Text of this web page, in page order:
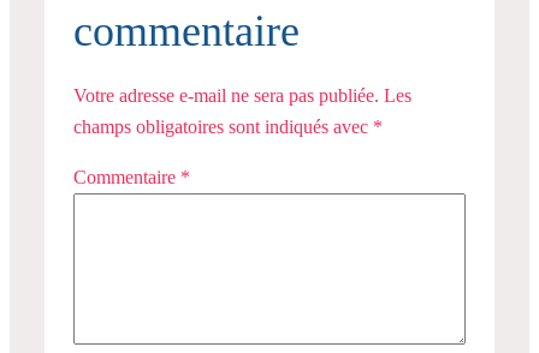
commentaire
Votre adresse e-mail ne sera pas publiée. Les
champs obligatoires sont indiqués avec *
Commentaire *